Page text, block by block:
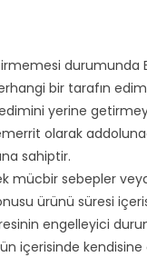
bir tarafın
yerine
olarak
sahiptir.
mücbir sebepler
ürünü süresi
engelleyici
içerisinde